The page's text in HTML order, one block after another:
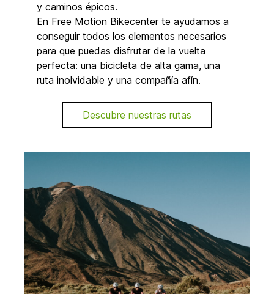
y caminos épicos.
En Free Motion Bikecenter te ayudamos a
conseguir todos los elementos necesarios
para que puedas disfrutar de la vuelta
perfecta: una bicicleta de alta gama, una
ruta inolvidable y una compañía afín.
Descubre nuestras rutas